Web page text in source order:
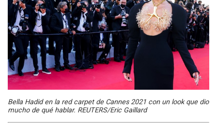
Bella Hadid en la red carpet de Cannes 2021 con un look que dio
mucho de qué hablar. REUTERS/Eric Gaillard